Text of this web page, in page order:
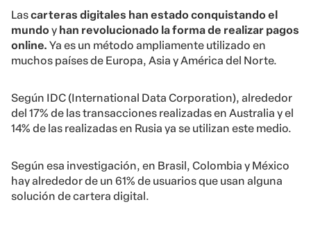
Lascarteras digitales han estado conquistando el
mundo y han revolucionado la forma de realizar pagos
online. Ya es un método ampliamente utilizado en
muchos países de Europa, Asia y América del Norte.
Según IDC (International Data Corporation), alrededor
del 17% de las transacciones realizadas en Australia y el
14% de las realizadas en Rusia ya se utilizan este medio.
Según esa investigación, en Brasil, Colombia y México
hay alrededor de un 61% de usuarios que usan alguna
solución de cartera digital.